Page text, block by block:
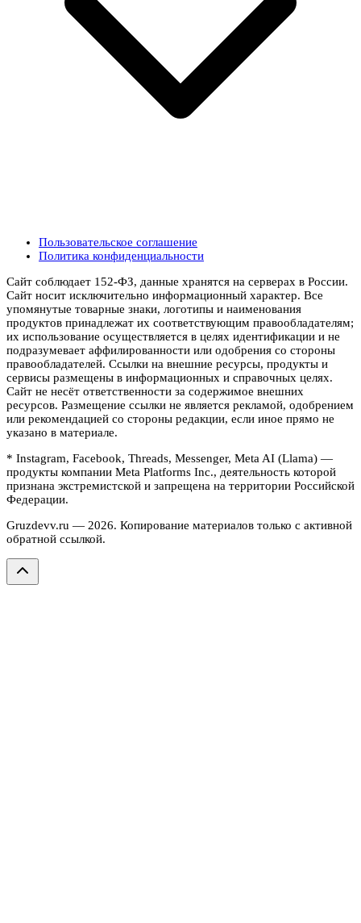
Пользовательское соглашение
Политика конфиденциальности
Сайт соблюдает 152-ФЗ, данные хранятся на серверах в России.
Сайт носит исключительно информационный характер. Все
упомянутые товарные знаки, логотипы и наименования
продуктов принадлежат их соответствующим правообладателям;
их использование осуществляется в целях идентификации и не
подразумевает аффилированности или одобрения со стороны
правообладателей. Ссылки на внешние ресурсы, продукты и
сервисы размещены в информационных и справочных целях.
Сайт не несёт ответственности за содержимое внешних
ресурсов. Размещение ссылки не является рекламой, одобрением
или рекомендацией со стороны редакции, если иное прямо не
указано в материале.
* Instagram, Facebook, Threads, Messenger, Meta AI (Llama) —
продукты компании Meta Platforms Inc., деятельность которой
признана экстремистской и запрещена на территории Российской
Федерации.
Gruzdevv.ru — 2026. Копирование материалов только с активной
обратной ссылкой.